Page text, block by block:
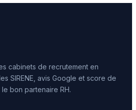
cabinets de recrutement en
SIRENE, avis Google et score de
bon partenaire RH.